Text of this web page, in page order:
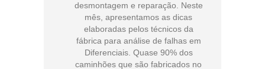
desmontagem e reparação. Neste
mês, apresentamos as dicas
elaboradas pelos técnicos da
fábrica para análise de falhas em
Diferenciais. Quase 90% dos
caminhões que são fabricados no